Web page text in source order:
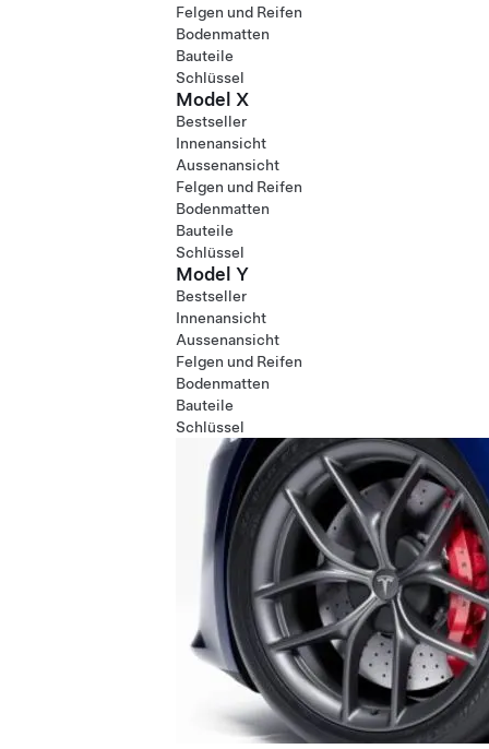
Felgen und Reifen
Bodenmatten
Bauteile
Schlüssel
Model X
Bestseller
Innenansicht
Aussenansicht
Felgen und Reifen
Bodenmatten
Bauteile
Schlüssel
Model Y
Bestseller
Innenansicht
Aussenansicht
Felgen und Reifen
Bodenmatten
Bauteile
Schlüssel